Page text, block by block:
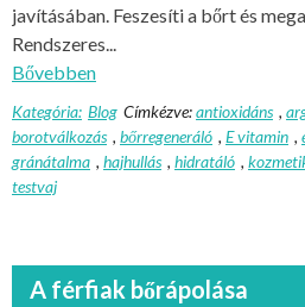
javításában. Feszesíti a bőrt és
Rendszeres...
Bővebben
Kategória: Blog Címkézve:antioxidáns ,
borotválkozás , bőrregeneráló , E vitamin ,
gránátalma , hajhullás , hidratáló ,
testvaj
A férfiak bőrápolása